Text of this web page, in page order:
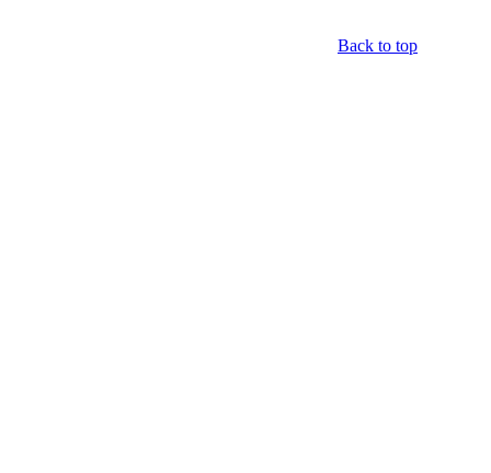
Back to top